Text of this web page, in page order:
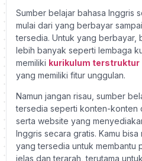
Sumber belajar bahasa Inggris
mulai dari yang berbayar
tersedia. Untuk yang berbayar,
lebih banyak seperti lembaga
memiliki kurikulum terstruktur
yang memiliki fitur unggulan.
Namun jangan risau, sumber
tersedia seperti konten-konten
serta website yang
Inggris secara gratis. Kamu
yang tersedia untuk membantu
jelas dan terarah, terutama untuk